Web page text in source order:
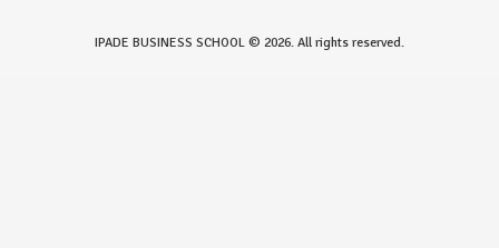
IPADE BUSINESS SCHOOL © 2026. All rights reserved.